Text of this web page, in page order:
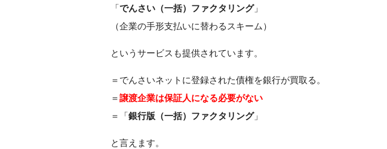
「でんさい（一括）ファクタリング」
（企業の手形支払いに替わるスキーム）
というサービスも提供されています。
＝でんさいネットに登録された債権を銀行が買取る。
＝譲渡企業は保証人になる必要がない
＝「銀行版（一括）ファクタリング」
と言えます。